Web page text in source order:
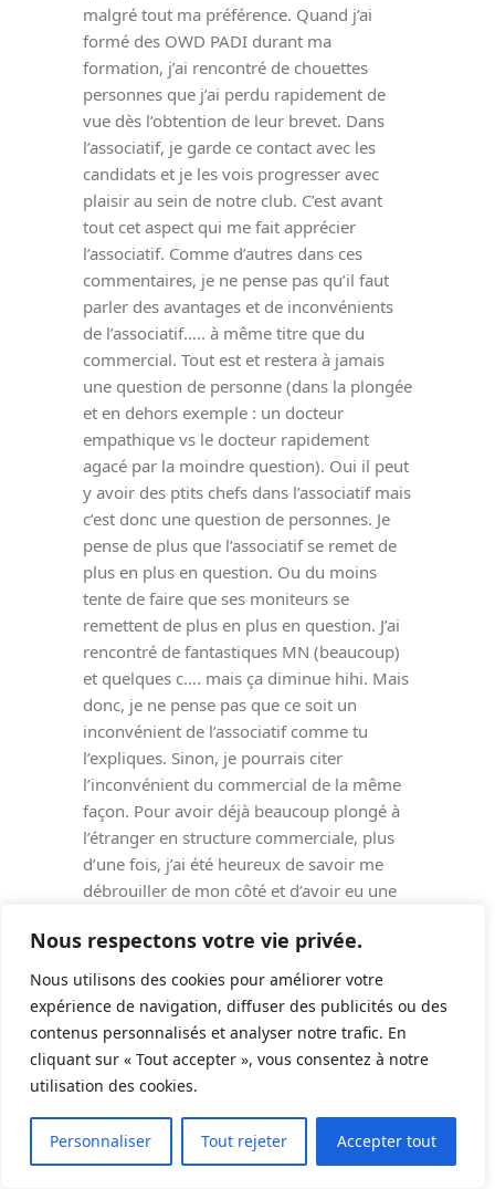
Nous respectons votre vie privée.
Nous utilisons des cookies pour améliorer votre
expérience de navigation, diffuser des publicités ou des
contenus personnalisés et analyser notre trafic. En
cliquant sur « Tout accepter », vous consentez à notre
utilisation des cookies.
Personnaliser Tout rejeter Accepter tout
malgré tout ma préférence. Quand j’ai
formé des OWD PADI durant ma
formation, j’ai rencontré de chouettes
personnes que j’ai perdu rapidement de
vue dès l’obtention de leur brevet. Dans
l’associatif, je garde ce contact avec les
candidats et je les vois progresser avec
plaisir au sein de notre club. C’est avant
tout cet aspect qui me fait apprécier
l’associatif. Comme d’autres dans ces
commentaires, je ne pense pas qu’il faut
parler des avantages et de inconvénients
de l’associatif….. à même titre que du
commercial. Tout est et restera à jamais
une question de personne (dans la plongée
et en dehors exemple : un docteur
empathique vs le docteur rapidement
agacé par la moindre question). Oui il peut
y avoir des ptits chefs dans l’associatif mais
c’est donc une question de personnes. Je
pense de plus que l’associatif se remet de
plus en plus en question. Ou du moins
tente de faire que ses moniteurs se
remettent de plus en plus en question. J’ai
rencontré de fantastiques MN (beaucoup)
et quelques c…. mais ça diminue hihi. Mais
donc, je ne pense pas que ce soit un
inconvénient de l’associatif comme tu
l’expliques. Sinon, je pourrais citer
l’inconvénient du commercial de la même
façon. Pour avoir déjà beaucoup plongé à
l’étranger en structure commerciale, plus
d’une fois, j’ai été heureux de savoir me
débrouiller de mon côté et d’avoir eu une
gars qui n’en a rien à faire de ses clients,
qui les emmène sur
Lire la suite »
6 0 Répondre
Different Dive
3 années il y a